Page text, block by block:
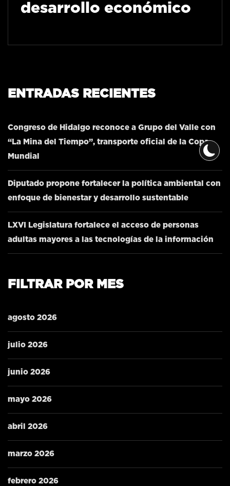
desarrollo económico
ENTRADAS RECIENTES
Congreso de Hidalgo reconoce a Grupo del Valle con
“La Mina del Tiempo”, transporte oficial de la Copa
Mundial
Diputado propone fortalecer la política ambiental con
enfoque de bienestar y desarrollo sustentable
LXVI Legislatura fortalece el acceso de personas
adultas mayores a las tecnologías de la información
FILTRAR POR MES
agosto 2026
julio 2026
junio 2026
mayo 2026
abril 2026
marzo 2026
febrero 2026